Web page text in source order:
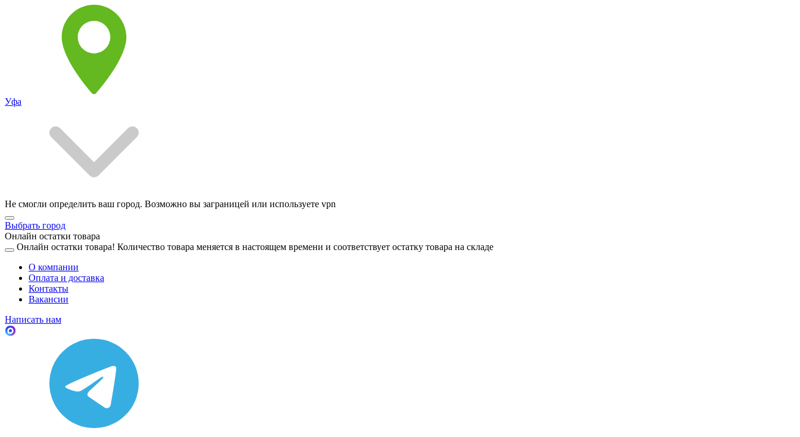
Уфа
Не смогли определить ваш город. Возможно вы заграницей или используете vpn
Выбрать город
Онлайн остатки товара
Онлайн остатки товара! Количество товара меняется в настоящем времени и соответствует остатку товара на складе
О компании
Оплата и доставка
Контакты
Вакансии
Написать нам